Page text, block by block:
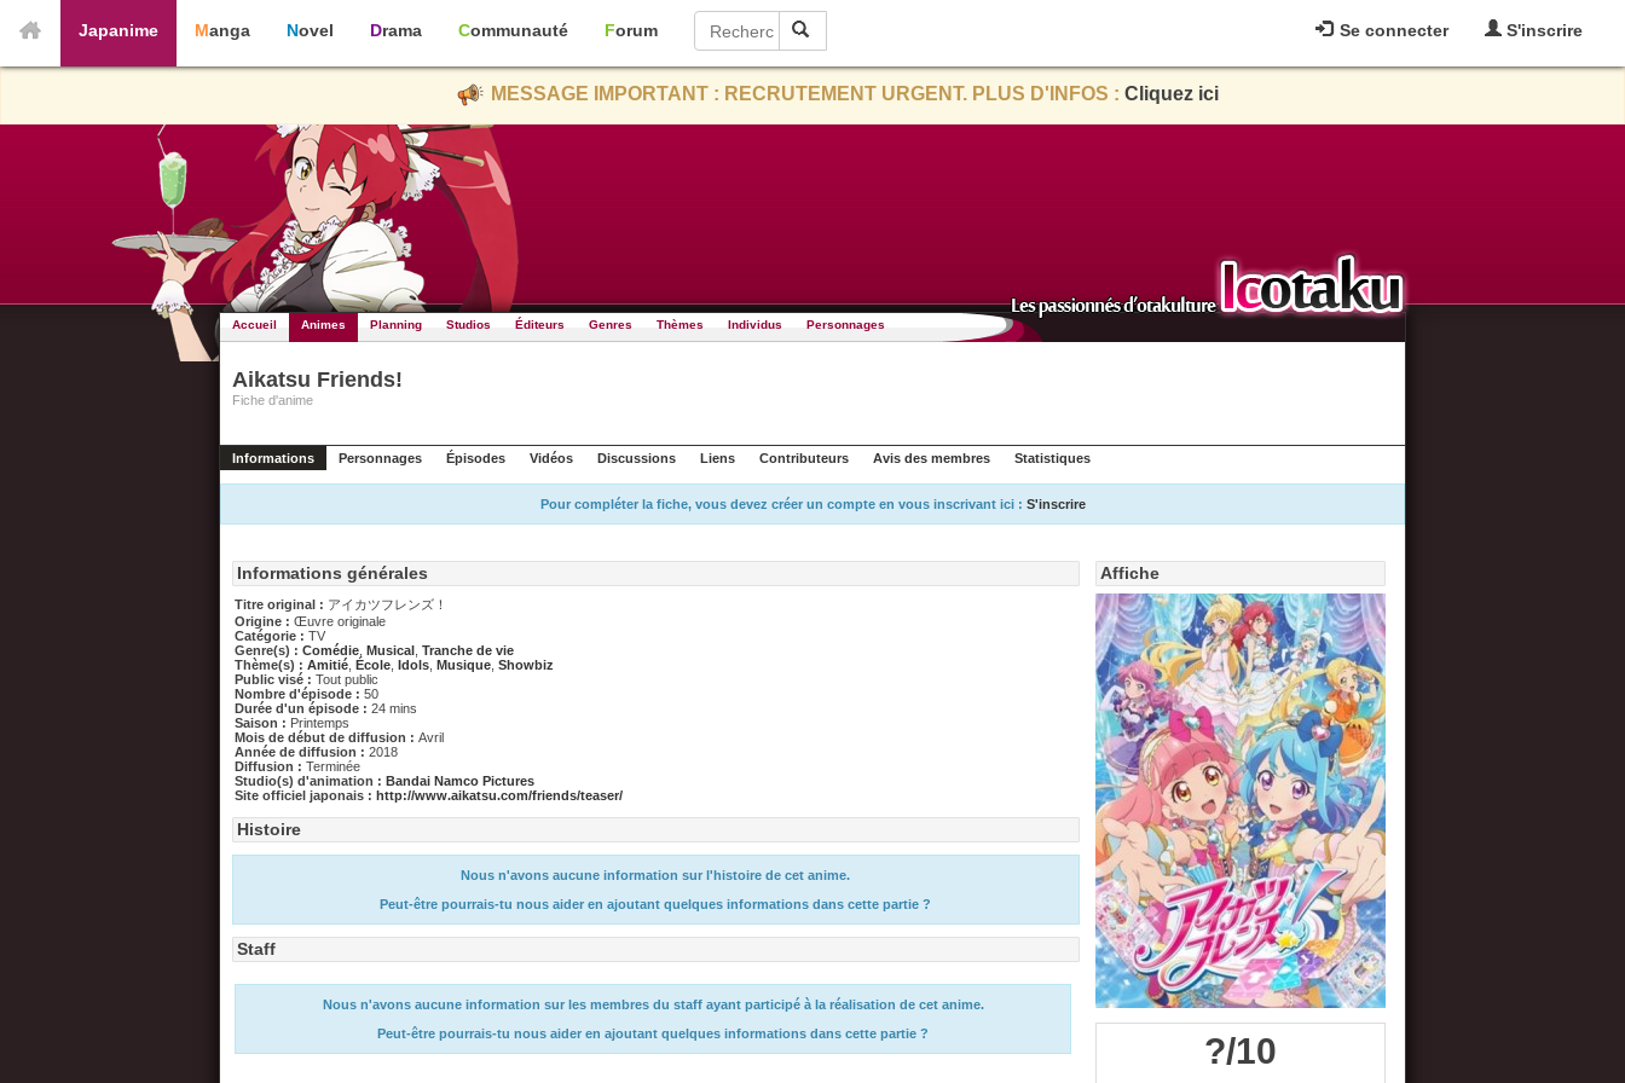
Se connecter S'inscrire
Japanime Manga Novel Drama Communauté Forum
MESSAGE IMPORTANT : RECRUTEMENT URGENT. PLUS D'INFOS : Cliquez ici
Accueil Animes Planning Studios Éditeurs Genres Thèmes Individus Personnages
Aikatsu Friends!
Fiche d'anime
Informations Personnages Épisodes Vidéos Discussions Liens Contributeurs Avis des membres Statistiques
Pour compléter la fiche, vous devez créer un compte en vous inscrivant ici : S'inscrire
Affiche
?/10
Informations générales
Titre original : アイカツフレンズ！
Origine : Œuvre originale
Catégorie : TV
Genre(s) : Comédie Musical Tranche de vie
Thème(s) : Amitié École Idols Musique Showbiz
Public visé : Tout public
Nombre d'épisode : 50
Durée d'un épisode : 24 mins
Saison : Printemps
Mois de début de diffusion : Avril
Année de diffusion : 2018
Diffusion : Terminée
Studio(s) d'animation : Bandai Namco Pictures
Site officiel japonais : http://www.aikatsu.com/friends/teaser/
Histoire
Nous n'avons aucune information sur l'histoire de cet anime.
Peut-être pourrais-tu nous aider en ajoutant quelques informations dans cette partie ?
Staff
Nous n'avons aucune information sur les membres du staff ayant participé à la réalisation de cet anime.
Peut-être pourrais-tu nous aider en ajoutant quelques informations dans cette partie ?